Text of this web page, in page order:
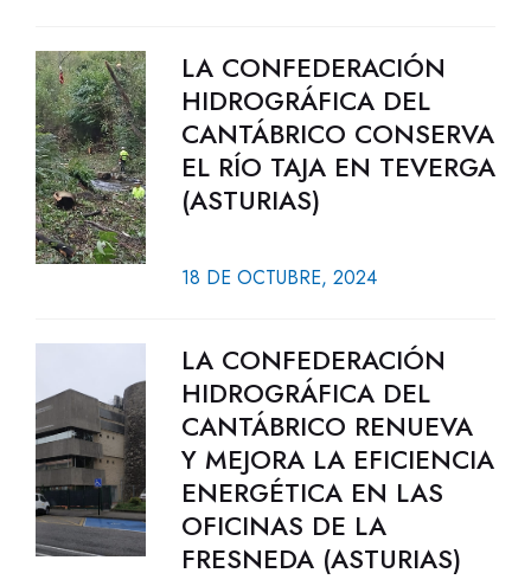
LA CONFEDERACIÓN
HIDROGRÁFICA DEL
CANTÁBRICO CONSERVA
EL RÍO TAJA EN TEVERGA
(ASTURIAS)
18 DE OCTUBRE, 2024
LA CONFEDERACIÓN
HIDROGRÁFICA DEL
CANTÁBRICO RENUEVA
Y MEJORA LA EFICIENCIA
ENERGÉTICA EN LAS
OFICINAS DE LA
FRESNEDA (ASTURIAS)